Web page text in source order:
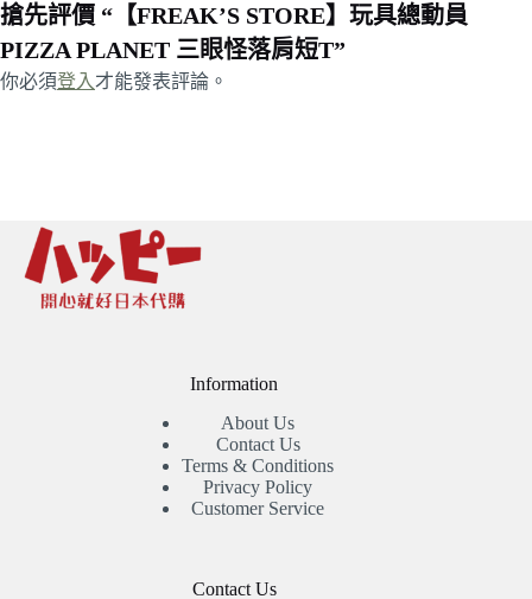
搶先評價 “【FREAK’S STORE】玩具總動員
PIZZA PLANET 三眼怪落肩短T”
你必須登入才能發表評論。
Information
About Us
Contact Us
Terms & Conditions
Privacy Policy
Customer Service
Contact Us